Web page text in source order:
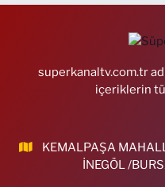
superkanaltv.com.tr
içeriklerin
KEMALPAŞA
İNEGÖL /